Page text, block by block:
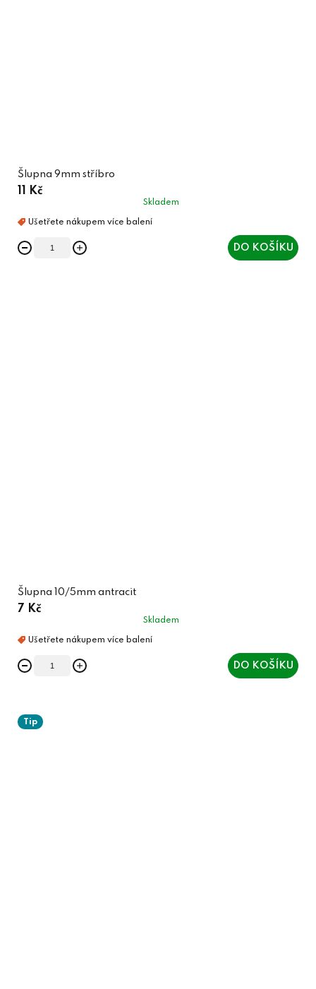
Šlupna 9mm stříbro
11 Kč
Skladem
DO KOŠÍKU
Šlupna 10/5mm antracit
7 Kč
Skladem
DO KOŠÍKU
Tip